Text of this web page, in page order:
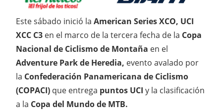
Este sábado inició la American Series XCO, UCI
XCC C3 en el marco de la tercera fecha de la Copa
Nacional de Ciclismo de Montaña en el
Adventure Parkde Heredia, evento avalado por
la Confederación Panamericana de Ciclismo
(COPACI) que entrega puntos UCI y la clasificación
a la Copa del Mundo de MTB.